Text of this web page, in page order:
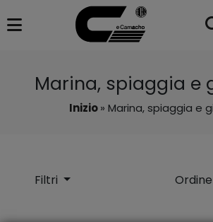
Marina, spiaggia e
Inizio» Marina, spiaggia e
Filtri